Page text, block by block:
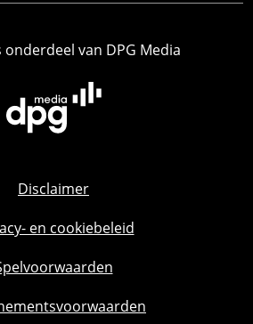
onderdeel van DPG Media
Disclaimer
en cookiebeleid